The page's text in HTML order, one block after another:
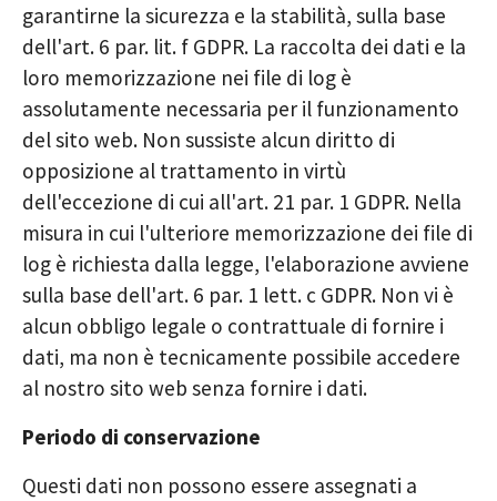
garantirne la sicurezza e la stabilità, sulla base
dell'art. 6 par. lit. f GDPR. La raccolta dei dati e la
loro memorizzazione nei file di log è
assolutamente necessaria per il funzionamento
del sito web. Non sussiste alcun diritto di
opposizione al trattamento in virtù
dell'eccezione di cui all'art. 21 par. 1 GDPR. Nella
misura in cui l'ulteriore memorizzazione dei file di
log è richiesta dalla legge, l'elaborazione avviene
sulla base dell'art. 6 par. 1 lett. c GDPR. Non vi è
alcun obbligo legale o contrattuale di fornire i
dati, ma non è tecnicamente possibile accedere
al nostro sito web senza fornire i dati.
Periodo di conservazione
Questi dati non possono essere assegnati a